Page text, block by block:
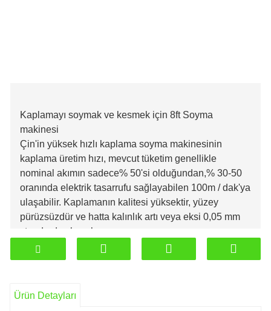
Kaplamayı soymak ve kesmek için 8ft Soyma
makinesi
Çin'in yüksek hızlı kaplama soyma makinesinin
kaplama üretim hızı, mevcut tüketim genellikle
nominal akımın sadece% 50'si olduğundan,% 30-50
oranında elektrik tasarrufu sağlayabilen 100m / dak'ya
ulaşabilir. Kaplamanın kalitesi yüksektir, yüzey
pürüzsüzdür ve hatta kalınlık artı veya eksi 0,05 mm
standardını karşılar.
Tip: 8ft kaplama soyma makinesi.
Kaplama kalınlığı (mm): 0.6-2.6.
hız).
Maksimum kütük uzunluğu (mm): 2600.
Ürün Detayları